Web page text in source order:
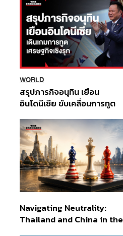
WORLD
สรุปภารกิจอนุทิน เยือน
อินโดนีเซีย ขับเคลื่อนการทูต
ส่วนยุทธศาสตร์ไทย –
อินโดนีเซีย
Navigating Neutrality:
Thailand and China in the